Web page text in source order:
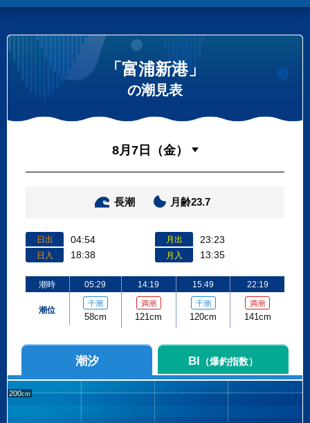
「富浦新港」
の潮見表
長潮 月齢23.7
日出 04:54
日入 18:38
月出 23:23
月入 13:35
潮時
潮位
05:29
干潮
58cm
14:19
満潮
121cm
15:49
干潮
120cm
22:19
満潮
141cm
潮汐 BI （爆釣指数）
200